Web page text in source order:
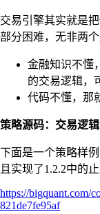
交易引擎其实就是
部分困难，无非两个
金融知识不懂
的交易逻辑，
代码不懂，那
策略源码：交易逻
下面是一个策略样
且实现了1.2.2中的
https://bigquant.com/
821de7fe95af